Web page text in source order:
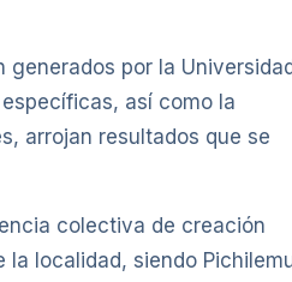
por la Universidad
así como la
arrojan resultados que se
colectiva de creación
localidad, siendo